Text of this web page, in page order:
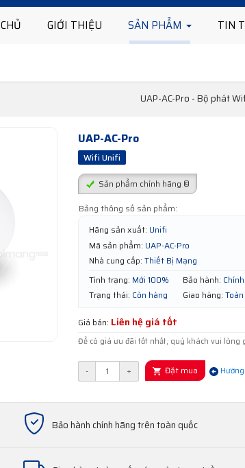
GIỚI THIỆU SẢN PHẨM TIN
UAP-AC-Pro - Bộ phát
UAP-AC-Pro
Wifi Unifi
Sản phẩm chính hãng ®
Bảng thông số sản phẩm:
Hãng sản xuất: Unifi
Mã sản phẩm: UAP-AC-Pro
Nhà cung cấp: Thiết Bị Mạng
Tình trạng: Mới 100% Bảo hành:
Trạng thái: Còn hàng Giao hàng:
Giá bán: Liên hệ giá tốt
Để có giá ưu đãi tốt nhất, quý khách vui lòng
- + Đặt mua
Bảo hành chính hãng trên toàn quốc